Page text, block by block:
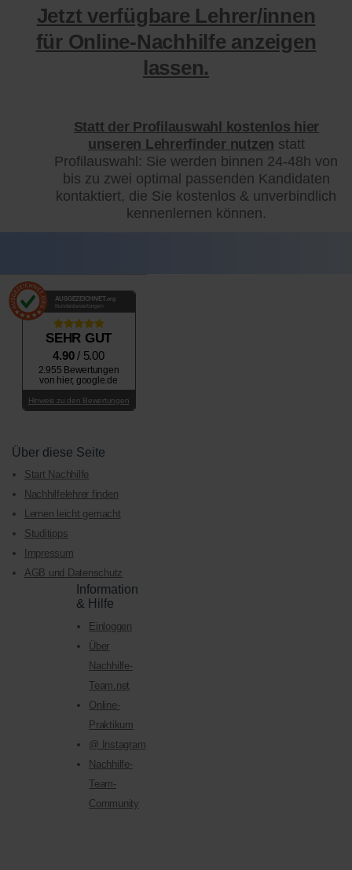
Jetzt verfügbare Lehrer/innen
für Online-Nachhilfe anzeigen
lassen.
Statt der Profilauswahl kostenlos hier
unseren Lehrerfinder nutzen statt
Profilauswahl: Sie werden binnen 24-48h von
bis zu zwei optimal passenden Kandidaten
kontaktiert, die Sie kostenlos & unverbindlich
kennenlernen können.
AUSGEZEICHNET .org
Kundenbewertungen
SEHR GUT
4.90/ 5.00
2.955 Bewertungen
von hier, google.de
Hinweis zu den Bewertungen
Über diese Seite
Start Nachhilfe
Nachhilfelehrer finden
Lernen leicht gemacht
Studitipps
Impressum
AGB und Datenschutz
Information
& Hilfe
Einloggen
Über
Nachhilfe-
Team.net
Online-
Praktikum
@ Instagram
Nachhilfe-
Team-
Community